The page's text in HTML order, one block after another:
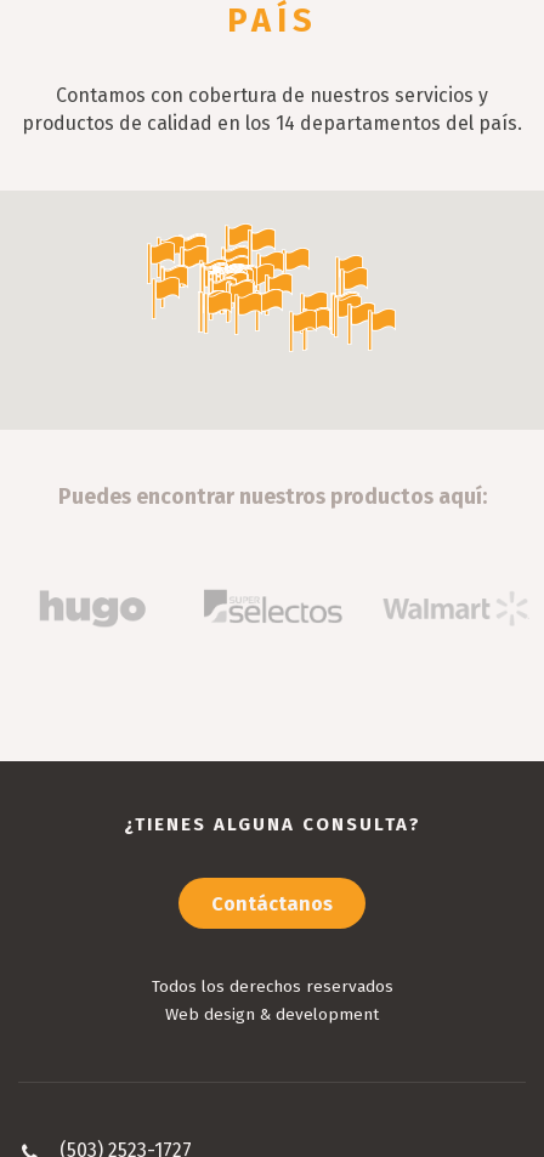
PAÍS
Contamos con cobertura de nuestros servicios y
productos de calidad en los 14 departamentos del país.
Puedes encontrar nuestros productos aquí:
¿TIENES ALGUNA CONSULTA?
Contáctanos
Todos los derechos reservados
Web design & development
(503) 2523-1727